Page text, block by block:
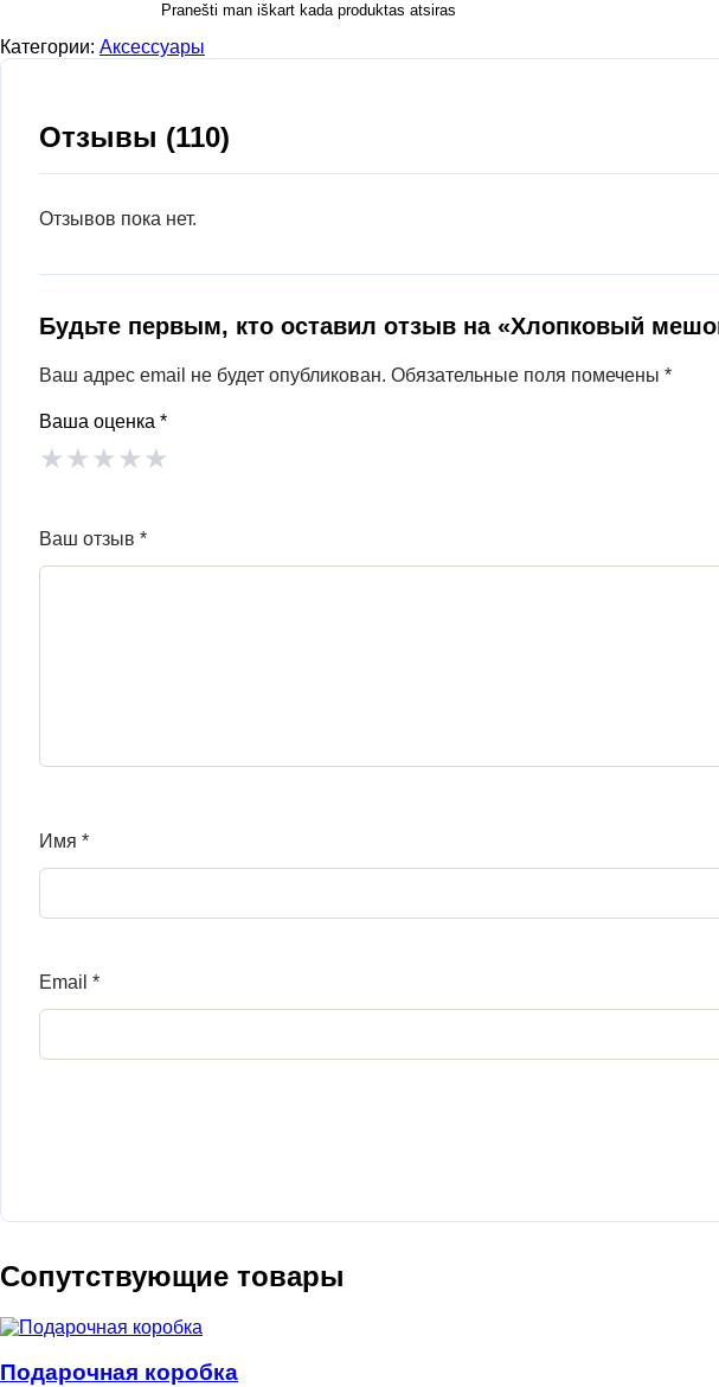
Pranešti man iškart kada produktas atsiras
Категории: Аксессуары
Отзывы (110)
Отзывов пока нет.
Будьте первым, кто оставил отзыв на «Хлопковый
Ваш адрес email не будет опубликован. Обязательные поля помечены *
Ваша оценка *
★★★★★
Ваш отзыв *
Имя *
Email *
Сопутствующие товары
Подарочная коробка